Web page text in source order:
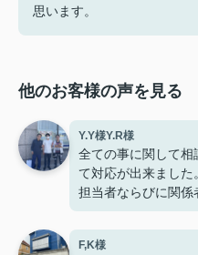
思います。
他のお客様の声を見る
Y.Y様Y.R様
全ての事に関して相
て対応が出来ました。
担当者ならびに関係
F,K様